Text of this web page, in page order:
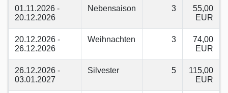
01.11.2026 -
20.12.2026
Nebensaison 3
55,00
EUR
20.12.2026 -
26.12.2026
Weihnachten 3
74,00
EUR
26.12.2026 -
03.01.2027
Silvester 5
115,00
EUR